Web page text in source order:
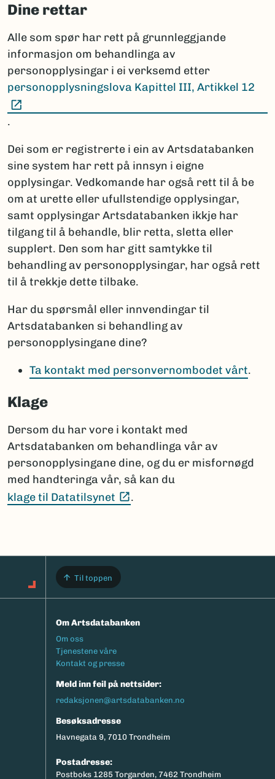
Dine rettar
Alle som spør har rett på grunnleggjande
informasjon om behandlinga av
personopplysingar i ei verksemd etter
personopplysningslova Kapittel III, Artikkel 12
.
Dei som er registrerte i ein av Artsdatabanken
sine system har rett på innsyn i eigne
opplysingar. Vedkomande har også rett til å be
om at urette eller ufullstendige opplysingar,
samt opplysingar Artsdatabanken ikkje har
tilgang til å behandle, blir retta, sletta eller
supplert. Den som har gitt samtykke til
behandling av personopplysingar, har også rett
til å trekkje dette tilbake.
Har du spørsmål eller innvendingar til
Artsdatabanken si behandling av
personopplysingane dine?
Ta kontakt med personvernombodet vårt.
Klage
Dersom du har vore i kontakt med
Artsdatabanken om behandlinga vår av
personopplysingane dine, og du er misfornøgd
med handteringa vår, så kan du
klage til Datatilsynet
.
Til toppen
Om Artsdatabanken
Footermeny
Om oss
Tjenestene våre
Kontakt og presse
Meld inn feil på nettsider:
redaksjonen@artsdatabanken.no
Besøksadresse
Havnegata 9, 7010 Trondheim
Postadresse:
Postboks 1285 Torgarden, 7462 Trondheim